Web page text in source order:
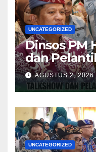
UNCATEGORIZED
Dinsos PM
dan
Pramuka
Tarakan
AGUSTUS 2, 2026
UNCATEGORIZED